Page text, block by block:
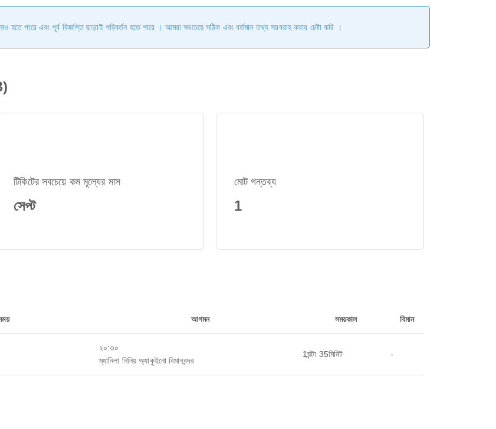
পারে এবং পূর্ব বিজ্ঞপ্তি ছাড়াই পরিবর্তন হতে পারে । আমরা সবচেয়ে সঠিক এবং বর্তমান তথ্য সরবরাহ করার চেষ্টা করি ।
টিকিটের সবচেয়ে কম মূল্যের মাস
সেপ্ট
মোট গন্তব্য
1
আগমন সময়কাল বিমান
২০:৩০
ম্যানিলা নিনিয় অ্যাকুইনো বিমানবন্দর
1ঘন্টা 35মিনিট -